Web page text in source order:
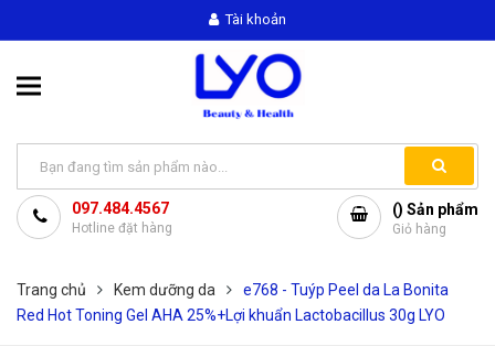
Tài khoản
097.484.4567
Hotline đặt hàng
() Sản phẩm
Giỏ hàng
Trang chủ Kem dưỡng da
e768 - Tuýp Peel da La Bonita
Red Hot Toning Gel AHA 25%+Lợi khuẩn Lactobacillus 30g LYO